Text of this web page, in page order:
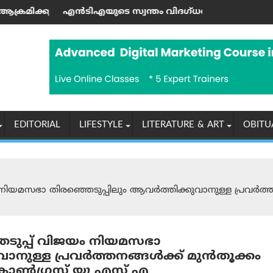
തുർക്കിയെയും സൗദി അറേബ്യയും പാക്കിസ്താനും
സ്വന്തം വിദഗ്ധർ തന്നെ പണത്തിനു വേണ്ടി നീറ്റ്-
യുപിഐ
EDITORIAL LIFESTYLE LITERATURE & ART
നിയമസഭാ തിരഞ്ഞെടുപ്പിലും ആവർത്തിക്കുവാനുള്ള
വിജയം നിയമസഭാ
പ്രവർത്തനങ്ങൾക്ക് മുൻ‌തൂക്കം